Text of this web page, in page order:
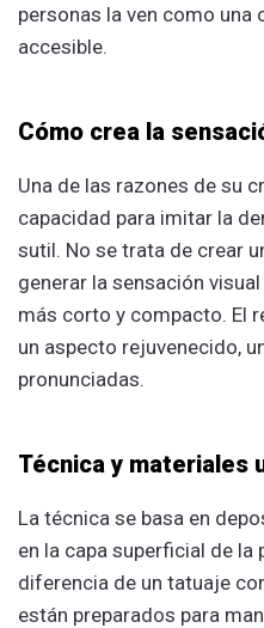
personas la ven como una
accesible.
Cómo crea la
Una de las razones de su
capacidad para imitar la
sutil. No se trata de crear
generar la sensación
más corto y compacto. El
un aspecto rejuvenecido,
pronunciadas.
Técnica y materiales
La técnica se basa en
en la capa superficial de la
diferencia de un tatuaje
están preparados para